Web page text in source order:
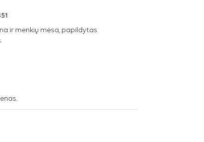
ir menkių mėsa, papildytas